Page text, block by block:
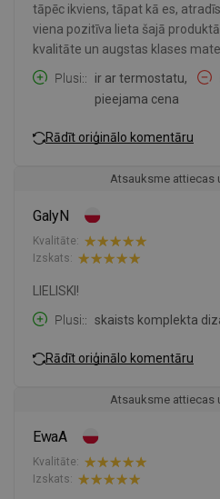
tāpēc ikviens, tāpat kā es,
viena pozitīva lieta šajā
kvalitāte un augstas klases
Plusi:
ir ar termostatu,
pieejama cena
Rādīt oriģinālo komentāru
Atsauksme attiecas
GalyN
Kvalitāte:
Izskats:
LIELISKI!
Plusi:
skaists komplekta
Rādīt oriģinālo komentāru
Atsauksme attiecas
EwaA
Kvalitāte:
Izskats: